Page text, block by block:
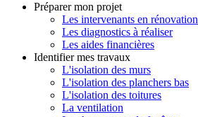
Préparer mon projet
Les intervenants en rénovation
Les diagnostics à réaliser
Les aides financières
Identifier mes travaux
L'isolation des murs
L'isolation des planchers bas
L'isolation des toitures
La ventilation